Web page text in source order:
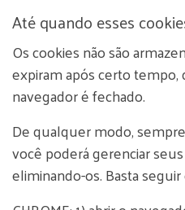
Até quando esses
Os cookies não são
expiram após certo
navegador é fechado.
De qualquer modo,
você poderá gerenciar
eliminando-os. Basta